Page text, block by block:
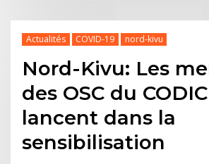
Actualités COVID-19 nord-kivu
Nord-Kivu: Les
des OSC du
lancent dans la
sensibilisation